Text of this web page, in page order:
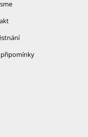
připomínky